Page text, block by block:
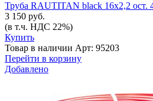
Труба RAUTITAN black 16х2,2
3 150 руб.
(в т.ч. НДС 22%)
Купить
Товар в наличии Арт: 95203
Перейти в корзину
Добавлено